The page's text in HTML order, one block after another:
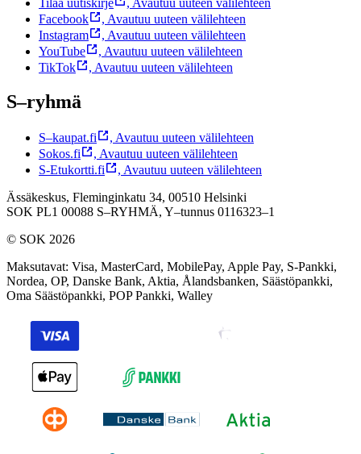
Tilaa uutiskirje , Avautuu uuteen välilehteen
Facebook
, Avautuu uuteen välilehteen
Instagram
, Avautuu uuteen välilehteen
YouTube
, Avautuu uuteen välilehteen
TikTok
, Avautuu uuteen välilehteen
S–ryhmä
S–kaupat.fi , Avautuu uuteen välilehteen
Sokos.fi
, Avautuu uuteen välilehteen
S-Etukortti.fi
, Avautuu uuteen välilehteen
Ässäkeskus, Fleminginkatu 34, 00510 Helsinki
SOK PL1 00088 S–RYHMÄ, Y–tunnus 0116323–1
© SOK 2026
Maksutavat: Visa, MasterCard, MobilePay, Apple Pay, S-Pankki,
Nordea, OP, Danske Bank, Aktia, Ålandsbanken, Säästöpankki,
Oma Säästöpankki, POP Pankki, Walley